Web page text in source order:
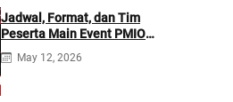
Jadwal, Format, dan Tim
Peserta Main Event PMIO
2026
May 12, 2026